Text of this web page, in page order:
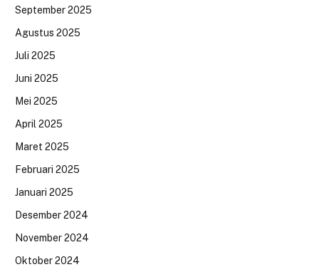
September 2025
Agustus 2025
Juli 2025
Juni 2025
Mei 2025
April 2025
Maret 2025
Februari 2025
Januari 2025
Desember 2024
November 2024
Oktober 2024